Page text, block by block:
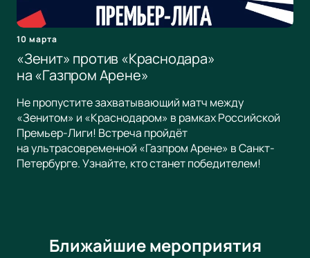
10 марта
«Зенит» против «Краснодара»
на «Газпром Арене»
Не пропустите захватывающий матч между
«Зенитом» и «Краснодаром» в рамках Российской
Премьер-Лиги! Встреча пройдёт
на ультрасовременной «Газпром Арене» в Санкт-
Петербурге. Узнайте, кто станет победителем!
Ближайшие мероприятия